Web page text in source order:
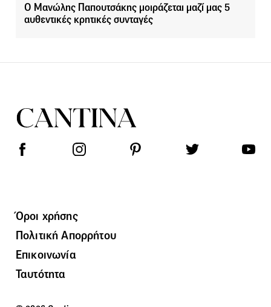
Ο Μανώλης Παπουτσάκης μοιράζεται μαζί μας 5
αυθεντικές κρητικές συνταγές
Όροι χρήσης
Πολιτική Απορρήτου
Επικοινωνία
Ταυτότητα